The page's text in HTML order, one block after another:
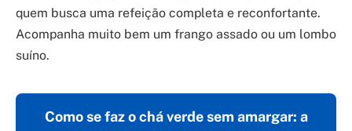
quem busca uma refeição completa e reconfortante.
Acompanha muito bem um frango assado ou um lombo
suíno.
Como se faz o chá verde sem amargar: a